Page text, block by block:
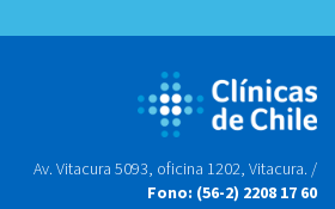
Av. Vitacura 5093, oficina 1202, Vitacura. /
Fono: (56-2) 2208 17 60